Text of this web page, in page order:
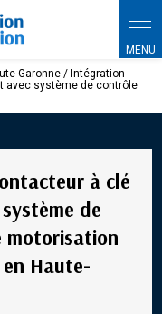
Garonne / Intégration
avec système de contrôle
à clé
de
motorisation
Haute-